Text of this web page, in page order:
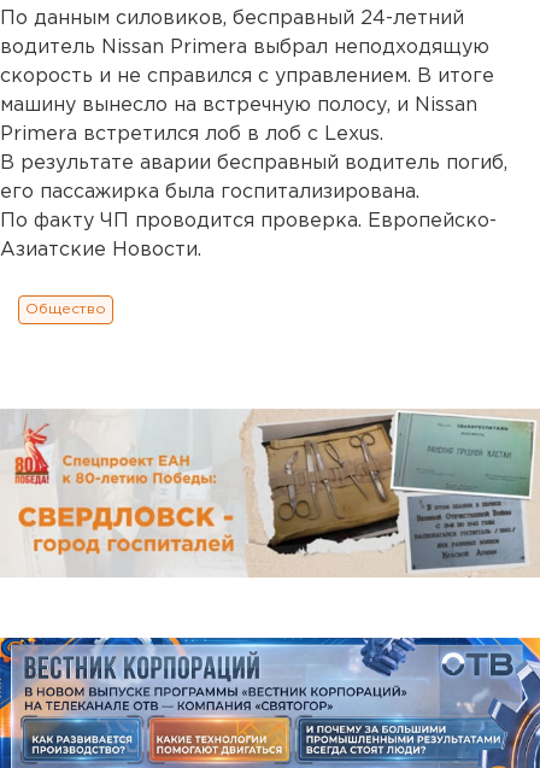
По данным силовиков, бесправный 24-летний
водитель Nissan Primera выбрал неподходящую
скорость и не справился с управлением. В итоге
машину вынесло на встречную полосу, и Nissan
Primera встретился лоб в лоб с Lexus.
В результате аварии бесправный водитель погиб,
его пассажирка была госпитализирована.
По факту ЧП проводится проверка. Европейско-
Азиатские Новости.
Общество